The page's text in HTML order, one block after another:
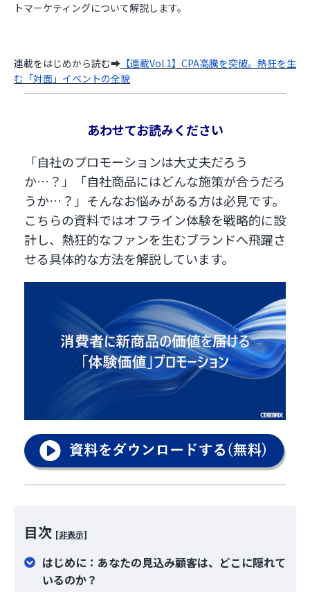
トマーケティングについて解説します。
連載をはじめから読む➡ 【連載Vol.1】CPA高騰を突破。熱狂を生
む「対面」イベントの全貌
あわせてお読みください
「自社のプロモーションは大丈夫だろう
か…？」「自社商品にはどんな施策が合うだろ
うか…？」そんなお悩みがある方は必見です。
こちらの資料ではオフライン体験を戦略的に設
計し、熱狂的なファンを生むブランドへ飛躍さ
せる具体的な方法を解説しています。
目次 [非表示]
はじめに：あなたの見込み顧客は、どこに隠れて
いるのか？